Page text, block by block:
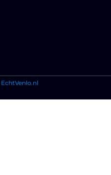
EchtVenlo.nl